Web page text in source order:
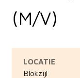
(M/V)
LOCATIE
Blokzijl